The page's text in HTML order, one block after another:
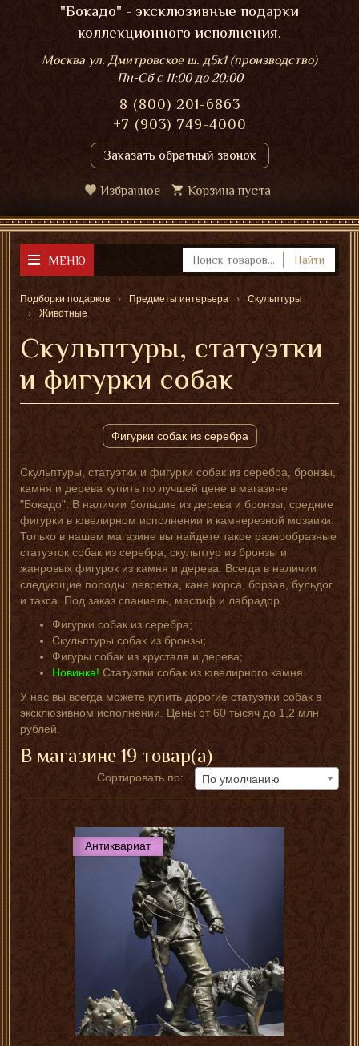
"Бокадо" - эксклюзивные подарки
коллекционного исполнения.
Москва ул. Дмитровское ш. д5к1 (производство)
Пн-Сбс 11:00 до 20:00
8 (800) 201-6863
+7 (903) 749-4000
Заказать обратный звонок
Избранное Корзина пуста
МЕНЮ Найти
Подборки подарков Предметы интерьера
Скульптуры
Животные
Скульптуры, статуэтки
и фигурки собак
Фигурки собак из серебра
Скульптуры, статуэтки и фигурки собак из серебра, бронзы,
камня и дерева купить по лучшей цене в магазине
"Бокадо". В наличии большие из дерева и бронзы, средние
фигурки в ювелирном исполнении и камнерезной мозаики.
Только в нашем магазине вы найдете такое разнообразные
статуэток собак из серебра, скульптур из бронзы и
жанровых фигурок из камня и дерева. Всегда в наличии
следующие породы: левретка, кане корса, борзая, бульдог
и такса. Под заказ спаниель, мастиф и лабрадор.
Фигурки собак из серебра;
Скульптуры собак из бронзы;
Фигуры собак из хрусталя и дерева;
Новинка!Статуэтки собак из ювелирного камня.
У нас вы всегда можете купить дорогие статуэтки собак в
эксклюзивном исполнении. Цены от 60 тысяч до 1,2 млн
рублей.
В магазине 19 товар(а)
Сортировать по: По умолчанию
Антиквариат